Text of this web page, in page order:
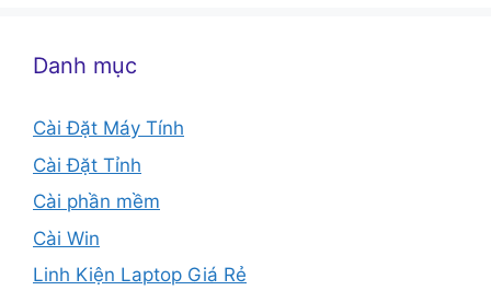
Danh mục
Cài Đặt Máy Tính
Cài Đặt Tỉnh
Cài phần mềm
Cài Win
Linh Kiện Laptop Giá Rẻ